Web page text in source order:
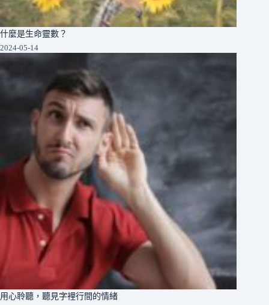
什麼是生命靈數？
2024-05-14
用心聆聽，聽見字裡行間的情緒